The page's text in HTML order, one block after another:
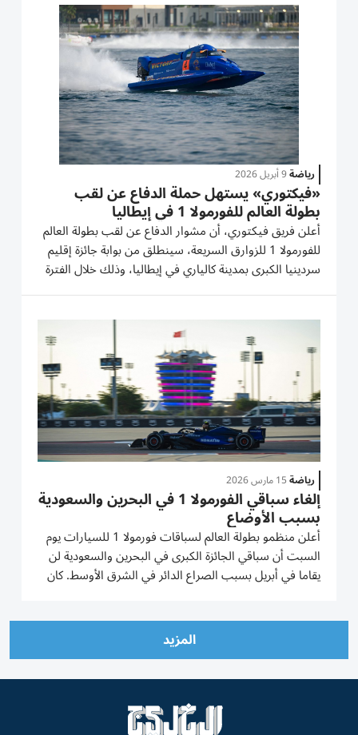
هاميلتون...
رياضة9 أبريل 2026
«فيكتوري» يستهل حملة الدفاع عن لقب
بطولة العالم للفورمولا 1 في إيطاليا
أعلن فريق فيكتوري، أن مشوار الدفاع عن لقب بطولة العالم
للفورمولا 1 للزوارق السريعة، سينطلق من بوابة جائزة إقليم
سردينيا الكبرى بمدينة كالياري في إيطاليا، وذلك خلال الفترة
من 29 إلى 31 مايو المقبل. ونجح فريق الفيكتوري في رفع
رياضة15 مارس 2026
إلغاء سباقي الفورمولا 1 في البحرين والسعودية
بسبب الأوضاع
أعلن منظمو بطولة العالم لسباقات فورمولا 1 للسيارات يوم
السبت أن سباقي الجائزة الكبرى في البحرين والسعودية لن
يقاما في أبريل بسبب الصراع الدائر في الشرق الأوسط. كان
المزيد